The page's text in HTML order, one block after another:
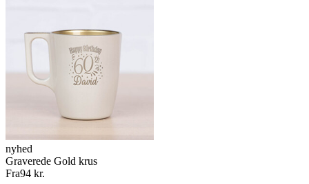
nyhed
Graverede Gold krus
Fra94 kr.